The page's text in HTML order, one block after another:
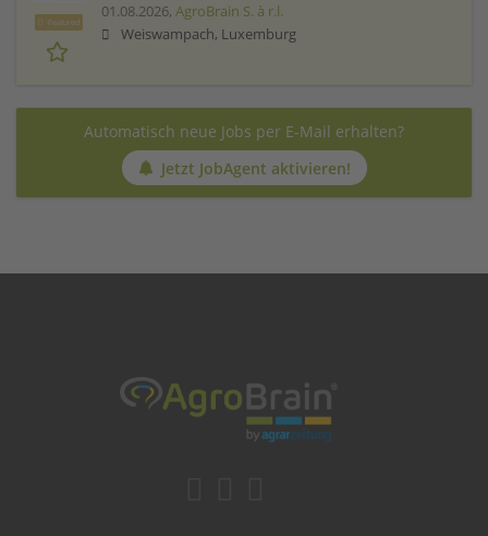
Featured
01.08.2026, AgroBrain S. à r.l.
Weiswampach, Luxemburg
Automatisch neue Jobs per E-Mail erhalten?
Jetzt JobAgent aktivieren!